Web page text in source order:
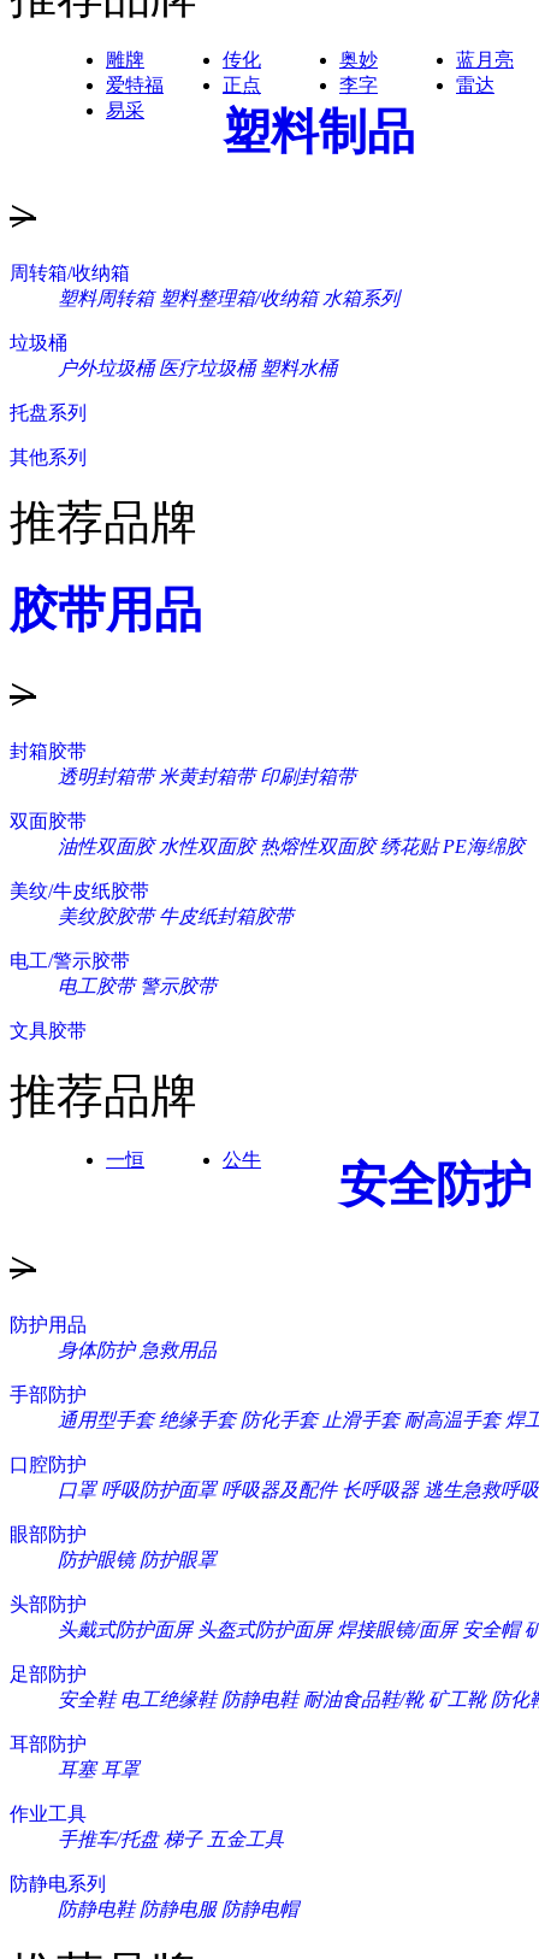
雕牌 传化 奥妙
蓝月亮
爱特福
正点 李字
雷达
易采
塑料制品
>
周转箱/收纳箱
塑料周转箱 塑料整理箱/收纳箱 水箱系列
垃圾桶
户外垃圾桶 医疗垃圾桶 塑料水桶
托盘系列
其他系列
推荐品牌
胶带用品
>
封箱胶带
透明封箱带 米黄封箱带 印刷封箱带
双面胶带
油性双面胶 水性双面胶 热熔性双面胶 绣花贴 PE海绵胶
美纹/牛皮纸胶带
美纹胶胶带 牛皮纸封箱胶带
电工/警示胶带
电工胶带 警示胶带
文具胶带
推荐品牌
一恒 公牛 安全防护
>
防护用品
身体防护 急救用品
手部防护
通用型手套 绝缘手套 防化手套 止滑手套 耐高温手套 焊
口腔防护
口罩 呼吸防护面罩 呼吸器及配件 长呼吸器 逃生急救呼
眼部防护
防护眼镜 防护眼罩
头部防护
头戴式防护面屏 头盔式防护面屏 焊接眼镜/面屏 安全帽
足部防护
安全鞋 电工绝缘鞋 防静电鞋 耐油食品鞋/靴 矿工靴 防化
耳部防护
耳塞 耳罩
作业工具
手推车/托盘 梯子 五金工具
防静电系列
防静电鞋 防静电服 防静电帽